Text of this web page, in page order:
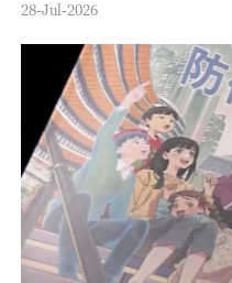
28-Jul-2026